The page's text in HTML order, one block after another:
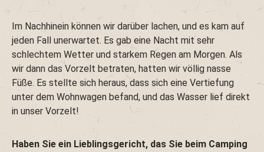
Im Nachhinein können wir darüber lachen, und es kam auf
jeden Fall unerwartet. Es gab eine Nacht mit sehr
schlechtem Wetter und starkem Regen am Morgen. Als
wir dann das Vorzelt betraten, hatten wir völlig nasse
Füße. Es stellte sich heraus, dass sich eine Vertiefung
unter dem Wohnwagen befand, und das Wasser lief direkt
in unser Vorzelt!
Haben Sie ein Lieblingsgericht, das Sie beim Camping